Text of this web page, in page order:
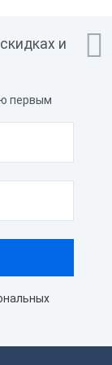

и
первым